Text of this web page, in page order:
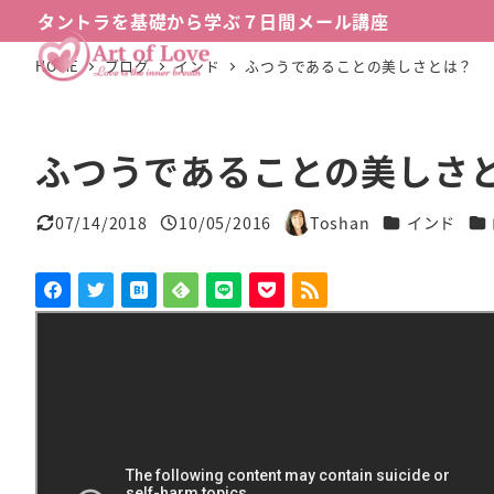
イ
タントラを基礎から学ぶ７日間メール講座
HOME ブログ インド ふつうであることの美しさとは？
ふつうであることの美しさ
更新日
07/14/2018
投稿日
10/05/2016
著
Toshan カテゴリー
インド カ